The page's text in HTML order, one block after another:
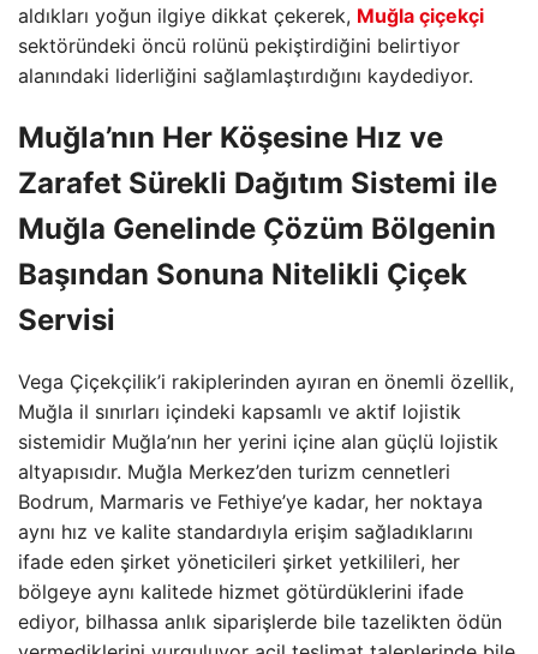
aldıkları yoğun ilgiye dikkat çekerek, Muğla çiçekçi
sektöründeki öncü rolünü pekiştirdiğini belirtiyor
alanındaki liderliğini sağlamlaştırdığını kaydediyor.
Muğla’nın Her Köşesine Hız ve
Zarafet Sürekli Dağıtım Sistemi ile
Muğla Genelinde Çözüm Bölgenin
Başından Sonuna Nitelikli Çiçek
Servisi
Vega Çiçekçilik’i rakiplerinden ayıran en önemli özellik,
Muğla il sınırları içindeki kapsamlı ve aktif lojistik
sistemidir Muğla’nın her yerini içine alan güçlü lojistik
altyapısıdır. Muğla Merkez’den turizm cennetleri
Bodrum, Marmaris ve Fethiye’ye kadar, her noktaya
aynı hız ve kalite standardıyla erişim sağladıklarını
ifade eden şirket yöneticileri şirket yetkilileri, her
bölgeye aynı kalitede hizmet götürdüklerini ifade
ediyor, bilhassa anlık siparişlerde bile tazelikten ödün